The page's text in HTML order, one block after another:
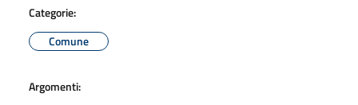
Categorie:
Comune
Argomenti: